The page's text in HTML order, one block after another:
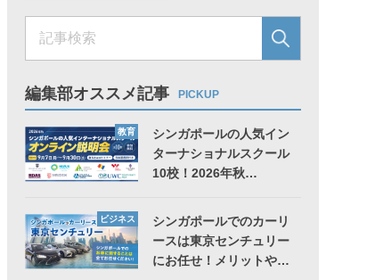
編集部オススメ記事 PICKUP
教育
シンガポールの人気イン
ターナショナルスクール
10校！2026年秋…
ビジネス
シンガポールでのカーリ
ースは東京センチュリー
にお任せ！メリットや…